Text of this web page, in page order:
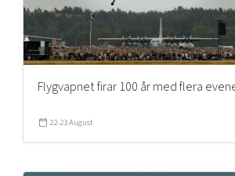
Flygvapnet firar 100 år med flera
22-23 August